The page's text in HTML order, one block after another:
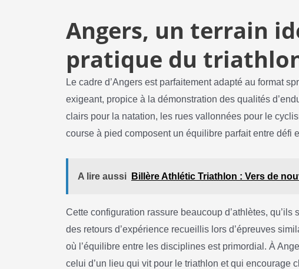
Angers, un terrain
pratique du
Le cadre d’Angers est parfaitement adapté au format
exigeant, propice à la démonstration des qualités
clairs pour la natation, les rues vallonnées pour le
course à pied composent un équilibre parfait entre défi
A lire aussi Billère Athlétic Triathlon : Vers de
Cette configuration rassure beaucoup d’athlètes, qu’ils
des retours d’expérience recueillis lors d’épreuves
où l’équilibre entre les disciplines est primordial. À
celui d’un lieu qui vit pour le triathlon et qui encourage